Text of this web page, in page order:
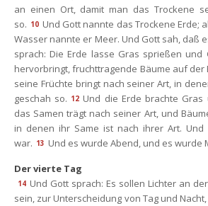
an einen Ort, damit man das Trockene
o. 10 Und Gott nannte das Trockene Erde;
Wasser nannte er Meer. Und Gott sah, daß
prach: Die Erde lasse Gras sprießen und
hervorbringt, fruchttragende Bäume auf der
eine Früchte bringt nach seiner Art, in
geschah so. 12 Und die Erde brachte
das Samen trägt nach seiner Art, und
in denen ihr Same ist nach ihrer Art.
war. 13 Und es wurde Abend, und es wurde
Der vierte Tag
14 Und Gott sprach: Es sollen Lichter an
ein, zur Unterscheidung von Tag und